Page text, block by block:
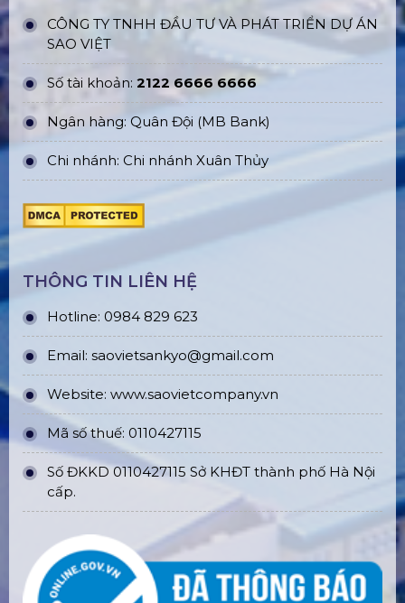
CÔNG TY TNHH ĐẦU TƯ VÀ PHÁT TRIỂN DỰ ÁN
SAO VIỆT
Số tài khoản: 2122 6666 6666
Ngân hàng: Quân Đội (MB Bank)
Chi nhánh: Chi nhánh Xuân Thủy
THÔNG TIN LIÊN HỆ
Hotline: 0984 829 623
Email: saovietsankyo@gmail.com
Website: www.saovietcompany.vn
Mã số thuế: 0110427115
Số ĐKKD 0110427115 Sở KHĐT thành phố Hà Nội
cấp.